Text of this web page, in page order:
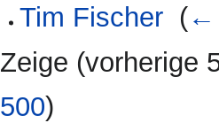
Tim Fischer (←
Zeige (vorherige
500)